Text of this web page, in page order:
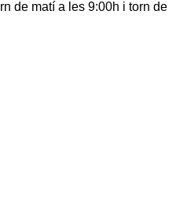
de matí a les 9:00h i torn de